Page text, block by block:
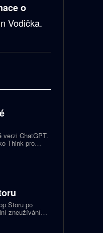
o
Vodička.
ChatGPT.
Think pro
upravený
přemýšlení.
Storu po
zneužívání
rychle
vrátila.